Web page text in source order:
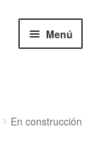
Menú
En construcción